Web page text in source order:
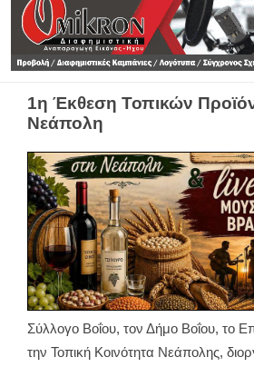
1η Έκθεση Τοπικών
Νεάπολη
Σύλλογο Βοΐου, τον Δήμο Βοΐου, το
την Τοπική Κοινότητα Νεάπολης,